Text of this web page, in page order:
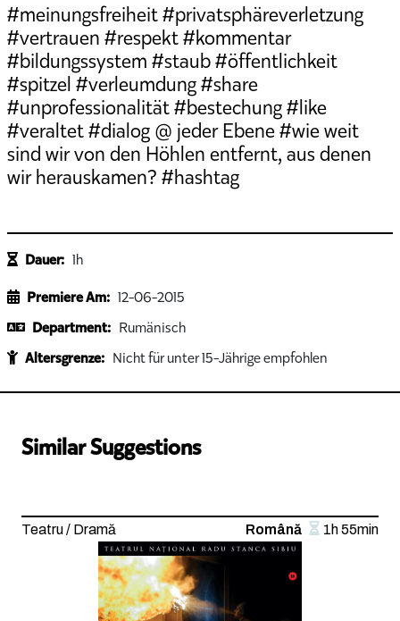
#meinungsfreiheit #privatsphäreverletzung
#vertrauen #respekt #kommentar
#bildungssystem #staub #öffentlichkeit
#spitzel #verleumdung #share
#unprofessionalität #bestechung #like
#veraltet #dialog @ jeder Ebene #wie weit
sind wir von den Höhlen entfernt, aus denen
wir herauskamen? #hashtag
Dauer: 1h
Premiere Am: 12-06-2015
Department: Rumänisch
Altersgrenze: Nicht für unter 15-Jährige empfohlen
Similar Suggestions
Teatru / Dramă Română 1h 55min